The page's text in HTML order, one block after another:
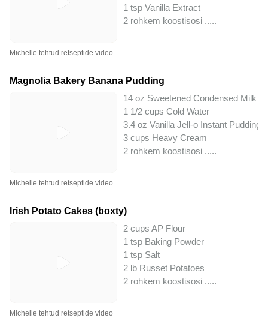
1 tsp Vanilla Extract
2 rohkem koostisosi .....
Michelle tehtud retseptide video
Magnolia Bakery Banana Pudding
14 oz Sweetened Condensed Milk
1 1/2 cups Cold Water
3.4 oz Vanilla Jell-o Instant Pudding
3 cups Heavy Cream
2 rohkem koostisosi .....
Michelle tehtud retseptide video
Irish Potato Cakes (boxty)
2 cups AP Flour
1 tsp Baking Powder
1 tsp Salt
2 lb Russet Potatoes
2 rohkem koostisosi .....
Michelle tehtud retseptide video